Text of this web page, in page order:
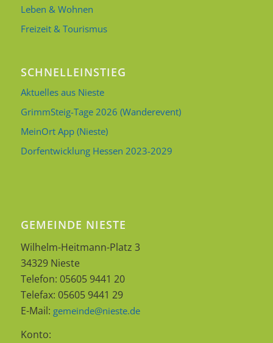
Leben & Wohnen
Freizeit & Tourismus
SCHNELLEINSTIEG
Aktuelles aus Nieste
GrimmSteig-Tage 2026 (Wanderevent)
MeinOrt App (Nieste)
Dorfentwicklung Hessen 2023-2029
GEMEINDE NIESTE
Wilhelm-Heitmann-Platz 3
34329 Nieste
Telefon: 05605 9441 20
Telefax: 05605 9441 29
E-Mail: gemeinde@nieste.de
Konto: